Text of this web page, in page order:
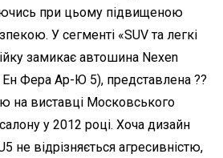
при цьому підвищеною
У сегменті «SUV та легкі
замикає автошина Nexen
Ен Фера Ар-Ю 5), представлена ??
на виставці Московського
у 2012 році. Хоча дизайн
не відрізняється агресивністю,